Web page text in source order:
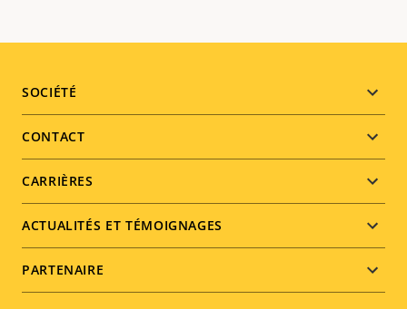
Footer
menu
SOCIÉTÉ
CONTACT
CARRIÈRES
ACTUALITÉS ET TÉMOIGNAGES
PARTENAIRE